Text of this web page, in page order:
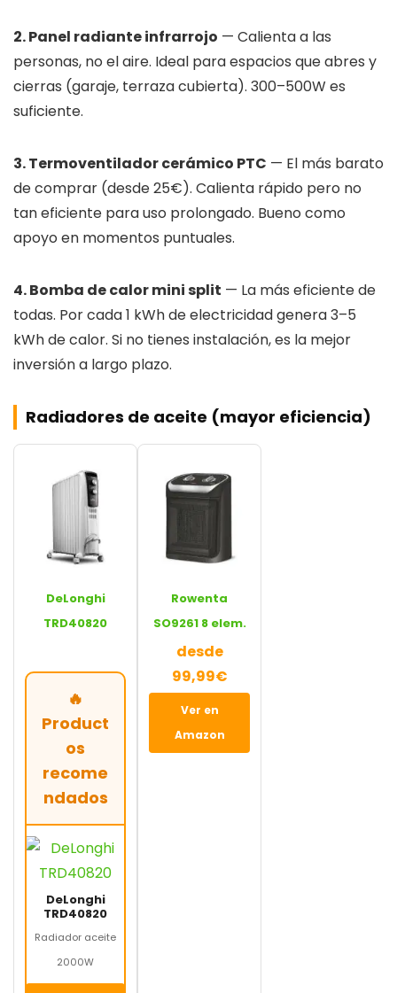
2. Panel radiante infrarrojo — Calienta a las
personas, no el aire. Ideal para espacios que abres y
cierras (garaje, terraza cubierta). 300–500W es
suficiente.
3. Termoventilador cerámico PTC — El más barato
de comprar (desde 25€). Calienta rápido pero no
tan eficiente para uso prolongado. Bueno como
apoyo en momentos puntuales.
4. Bomba de calor mini split — La más eficiente de
todas. Por cada 1 kWh de electricidad genera 3–5
kWh de calor. Si no tienes instalación, es la mejor
inversión a largo plazo.
Radiadores de aceite (mayor eficiencia)
DeLonghi
TRD40820
🔥
Product
os
recome
ndados
DeLonghi
TRD40820
Radiador aceite
2000W
Rowenta
SO9261 8 elem.
desde
99,99€
Ver en
Amazon